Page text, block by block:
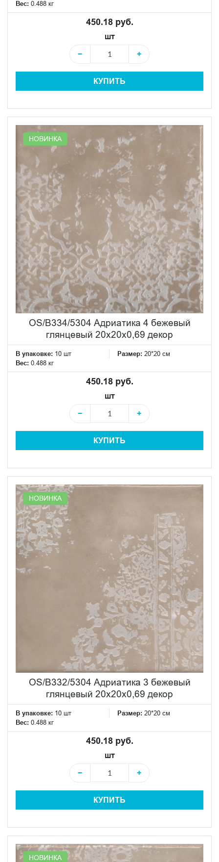
Вес: 0.488 кг
450.18 руб.
шт
−
+
КУПИТЬ
НОВИНКА
OS/B334/5304 Адриатика 4 бежевый
глянцевый 20x20x0,69 декор
В упаковке: 10 шт Размер: 20*20 см
Вес: 0.488 кг
450.18 руб.
шт
−
+
КУПИТЬ
НОВИНКА
OS/B332/5304 Адриатика 3 бежевый
глянцевый 20x20x0,69 декор
В упаковке: 10 шт Размер: 20*20 см
Вес: 0.488 кг
450.18 руб.
шт
−
+
КУПИТЬ
НОВИНКА